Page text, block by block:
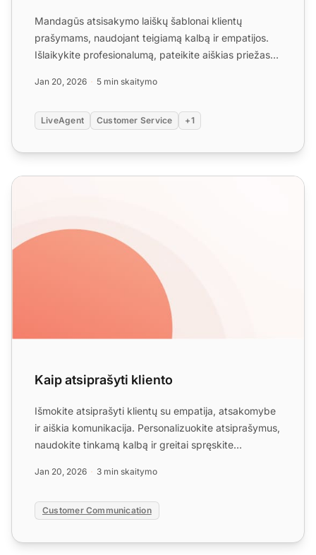
Mandagūs atsisakymo laiškų šablonai klientų
prašymams, naudojant teigiamą kalbą ir empatijos.
Išlaikykite profesionalumą, pateikite aiškias priežastis
Jan 20, 2026 5 min skaitymo
LiveAgent Customer Service +1
Kaip atsiprašyti kliento
Kaip atsiprašyti kliento
Išmokite atsiprašyti klientų su empatija, atsakomybe
ir aiškia komunikacija. Personalizuokite atsiprašymus,
naudokite tinkamą kalbą ir greitai spręskite
Jan 20, 2026 3 min skaitymo
Customer Communication